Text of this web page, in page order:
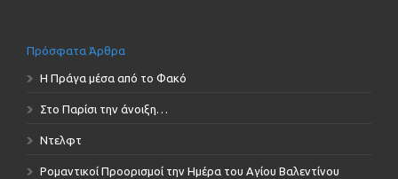
Πρόσφατα Άρθρα
Η Πράγα μέσα από το Φακό
Στο Παρίσι την άνοιξη…
Ντελφτ
Ρομαντικοί Προορισμοί την Ημέρα του Αγίου Βαλεντίνου